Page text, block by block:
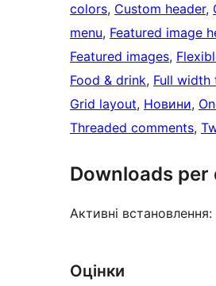
colors, Custom header,
menu, Featured image
Featured images,
Food & drink, Full width
Grid layout, Новини,
Threaded comments,
Downloads per
Активні встановлення:
Оцінки